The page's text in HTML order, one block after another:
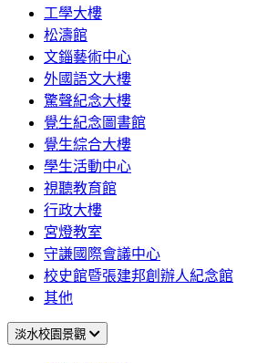
工學大樓
松濤館
文錙藝術中心
外國語文大樓
驚聲紀念大樓
覺生紀念圖書館
覺生綜合大樓
學生活動中心
視聽教育館
行政大樓
宮燈教室
守謙國際會議中心
校史館暨張建邦創辦人紀念館
其他
淡水校園景觀